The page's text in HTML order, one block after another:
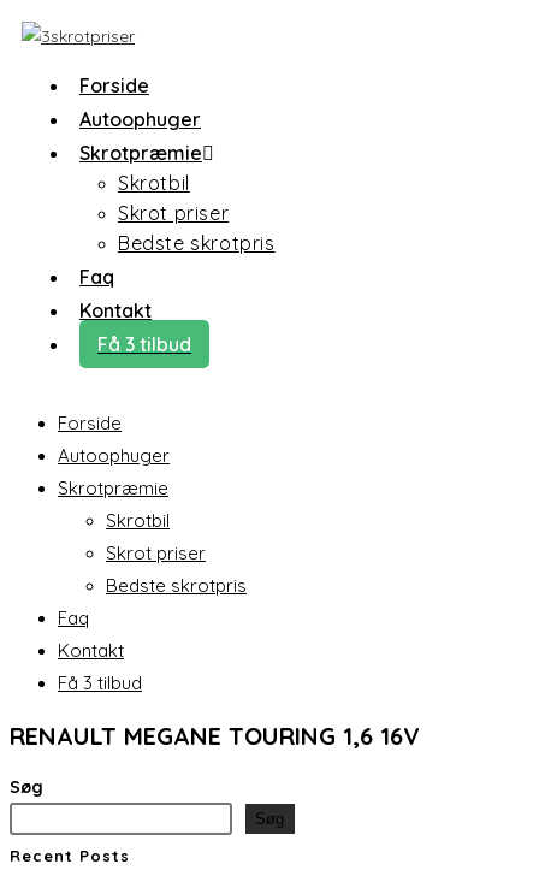
Skip
content
Forside
Autoophuger
Skrotpræmie
Skrotbil
Skrot priser
Bedste skrotpris
Faq
Kontakt
Få 3 tilbud
Forside
Autoophuger
Skrotpræmie
Skrotbil
Skrot priser
Bedste skrotpris
Faq
Kontakt
Få 3 tilbud
RENAULT MEGANE TOURING 1,6 16V
Søg
Søg
Recent Posts